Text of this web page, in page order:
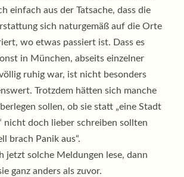
einfach aus der Tatsache, dass die
sich naturgemäß auf die Orte
wo etwas passiert ist. Dass es
in München, abseits einzelner
ruhig war, ist nicht besonders
Trotzdem hätten sich manche
sollen, ob sie statt „eine Stadt
nicht doch lieber schreiben sollten
brach Panik aus“.
jetzt solche Meldungen lese, dann
ganz anders als zuvor.